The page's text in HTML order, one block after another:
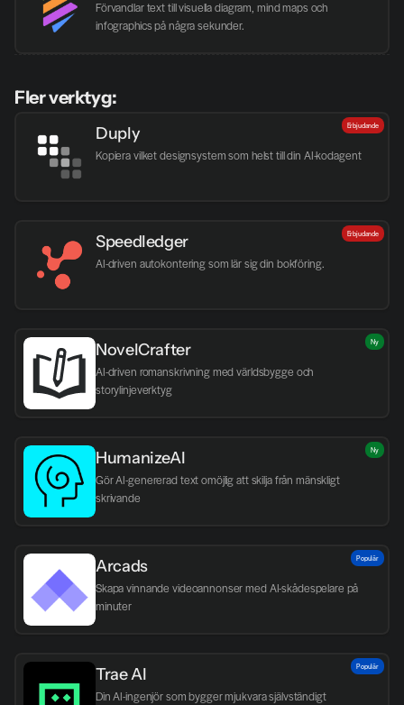
Förvandlar text till visuella diagram, mind maps och
infographics på några sekunder.
Fler verktyg:
Duply
Kopiera vilket designsystem som helst till din AI-kodagent
Erbjudande
Speedledger
AI-driven autokontering som lär sig din bokföring.
Erbjudande
NovelCrafter
AI-driven romanskrivning med världsbygge och
storylinjeverktyg
Ny
HumanizeAI
Gör AI-genererad text omöjlig att skilja från mänskligt
skrivande
Ny
Arcads
Skapa vinnande videoannonser med AI-skådespelare på
minuter
Populär
Trae AI
Din AI-ingenjör som bygger mjukvara självständigt
Populär